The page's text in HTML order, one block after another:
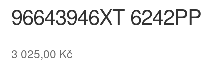
96643946XT 6242PP
3 025,00 Kč